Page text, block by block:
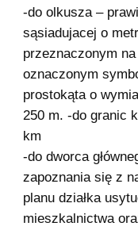
-do olkusza –
sąsiadujacej o
przeznaczonym
oznaczonym
prostokąta o
250 m. -do granic
-do dworca
zapoznania się z
planu działka
mieszkalnictwa